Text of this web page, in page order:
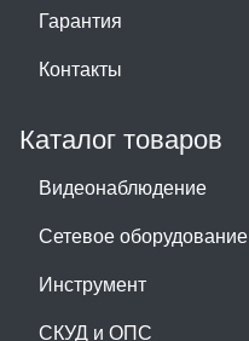
Гарантия
Контакты
Каталог товаров
Видеонаблюдение
Сетевое оборудование
Инструмент
СКУД и ОПС